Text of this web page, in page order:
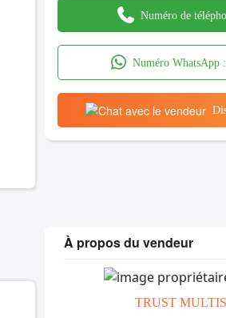
Numéro de
Numéro WhatsApp :
À propos du vendeur
TRUST